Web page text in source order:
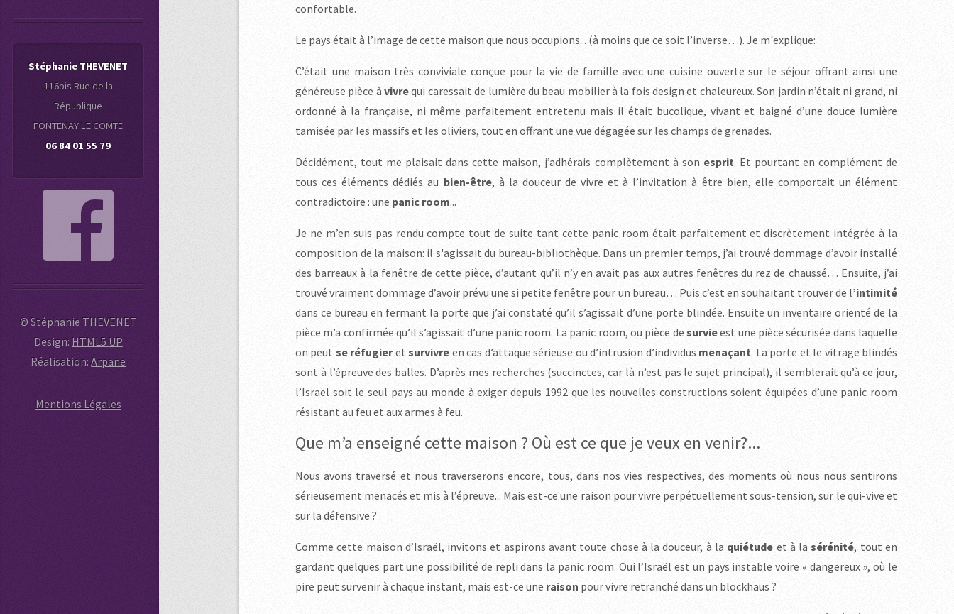
confortable.
Le pays était à l’image de cette maison que nous occupions... (à moins que ce soit l’inverse…). Je m'explique:
C’était une maison très conviviale conçue pour la vie de famille avec une cuisine ouverte sur le séjour offrant ainsi une
généreuse pièce àvivrequi caressait de lumière du beau mobilier à la fois design et chaleureux. Son jardin n’était ni grand, ni
ordonné à la française, ni même parfaitement entretenu mais il était bucolique, vivant et baigné d’une douce lumière
tamisée par les massifs et les oliviers, tout en offrant une vue dégagée sur les champs de grenades.
Décidément, tout me plaisait dans cette maison, j’adhérais complètement à son esprit. Et pourtant en complément de
tous ces éléments dédiés au bien-être, à la douceur de vivre et à l’invitation à être bien, elle comportait un élément
contradictoire : une panic room...
Je ne m’en suis pas rendu compte tout de suite tant cette panic room était parfaitement et discrètement intégrée à la
composition de la maison: il s'agissait du bureau-bibliothèque. Dans un premier temps, j’ai trouvé dommage d’avoir installé
des barreaux à la fenêtre de cette pièce, d’autant qu’il n’y en avait pas aux autres fenêtres du rez de chaussé… Ensuite, j’ai
trouvé vraiment dommage d’avoir prévu une si petite fenêtre pour un bureau… Puis c’est en souhaitant trouver de l’intimité
dans ce bureau en fermant la porte que j’ai constaté qu’il s’agissait d’une porte blindée. Ensuite un inventaire orienté de la
pièce m’a confirmée qu’il s’agissait d’une panic room. La panic room, ou pièce de survieest une pièce sécurisée dans laquelle
on peut se réfugieretsurvivre en cas d’attaque sérieuse ou d’intrusion d’individus menaçant. La porte et le vitrage blindés
sont à l’épreuve des balles. D’après mes recherches (succinctes, car là n’est pas le sujet principal), il semblerait qu’à ce jour,
l’Israël soit le seul pays au monde à exiger depuis 1992 que les nouvelles constructions soient équipées d’une panic room
résistant au feu et aux armes à feu.
Que m’a enseigné cette maison ? Où est ce que je veux en venir?...
Nous avons traversé et nous traverserons encore, tous, dans nos vies respectives, des moments où nous nous sentirons
sérieusement menacés et mis à l’épreuve... Mais est-ce une raison pour vivre perpétuellement sous-tension, sur le qui-vive et
sur la défensive ?
Comme cette maison d’Israël, invitons et aspirons avant toute chose à la douceur, à la quiétude et à lasérénité, tout en
gardant quelques part une possibilité de repli dans la panic room. Oui l’Israël est un pays instable voire « dangereux », où le
pire peut survenir à chaque instant, mais est-ce une raison pour vivre retranché dans un blockhaus ?
Stéphanie THEVENET
116bis Rue de la
République
FONTENAY LE COMTE
06 84 01 55 79
© Stéphanie THEVENET
Design: HTML5 UP
Réalisation:Arpane
Mentions Légales